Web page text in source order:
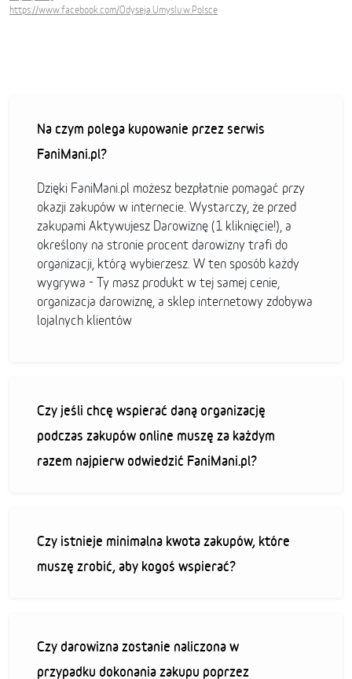
https://www.facebook.com/Odyseja.Umyslu.w.Polsce
Na czym polega kupowanie przez serwis
FaniMani.pl?
Dzięki FaniMani.pl możesz bezpłatnie pomagać przy
okazji zakupów w internecie. Wystarczy, że przed
zakupami Aktywujesz Darowiznę (1 kliknięcie!), a
określony na stronie procent darowizny trafi do
organizacji, którą wybierzesz. W ten sposób każdy
wygrywa - Ty masz produkt w tej samej cenie,
organizacja darowiznę, a sklep internetowy zdobywa
lojalnych klientów
Czy jeśli chcę wspierać daną organizację
podczas zakupów online muszę za każdym
razem najpierw odwiedzić FaniMani.pl?
Czy istnieje minimalna kwota zakupów, które
muszę zrobić, aby kogoś wspierać?
Czy darowizna zostanie naliczona w
przypadku dokonania zakupu poprzez